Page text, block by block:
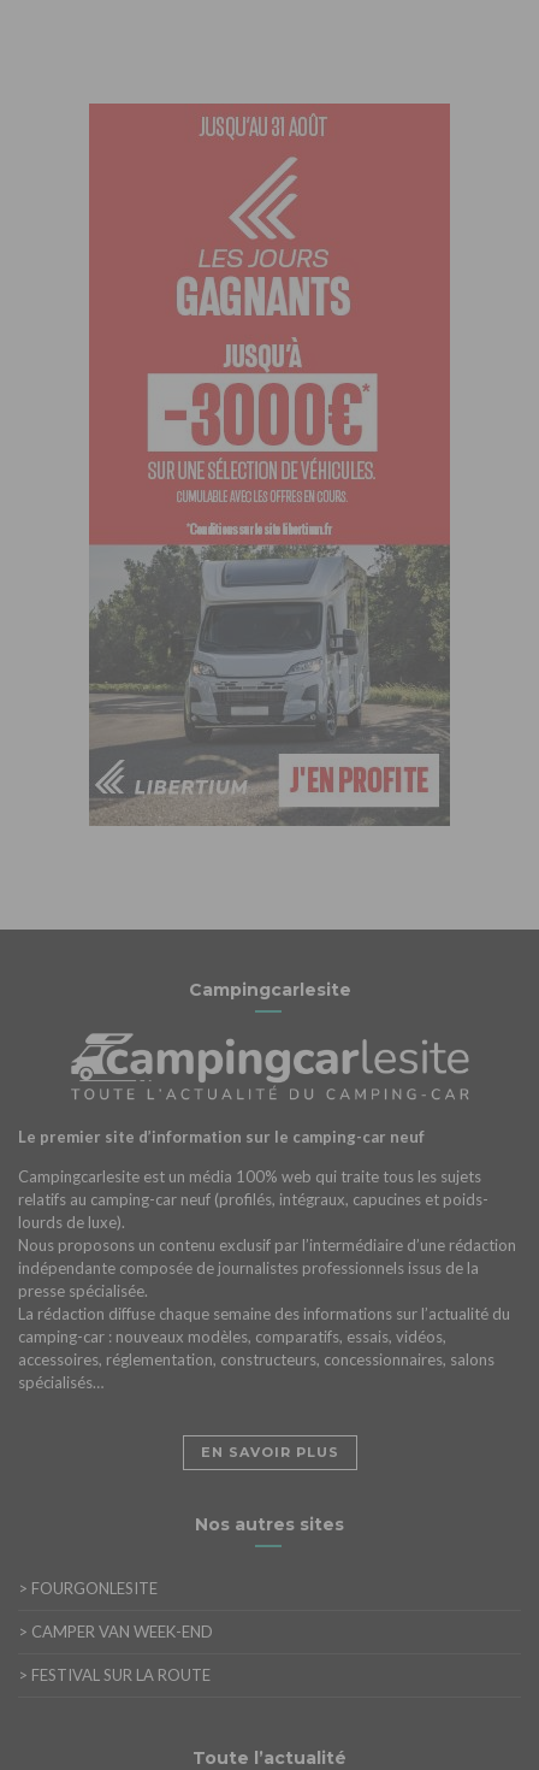
Campingcarlesite
Le premier site d’information sur le camping-car neuf
Campingcarlesite est un média 100% web qui traite tous les sujets
relatifs au camping-car neuf (profilés, intégraux, capucines et poids-
lourds de luxe).
Nous proposons un contenu exclusif par l’intermédiaire d’une rédaction
indépendante composée de journalistes professionnels issus de la
presse spécialisée.
La rédaction diffuse chaque semaine des informations sur l’actualité du
camping-car : nouveaux modèles, comparatifs, essais, vidéos,
accessoires, réglementation, constructeurs, concessionnaires, salons
spécialisés…
EN SAVOIR PLUS
Nos autres sites
> FOURGONLESITE
> CAMPER VAN WEEK-END
> FESTIVAL SUR LA ROUTE
Toute l’actualité